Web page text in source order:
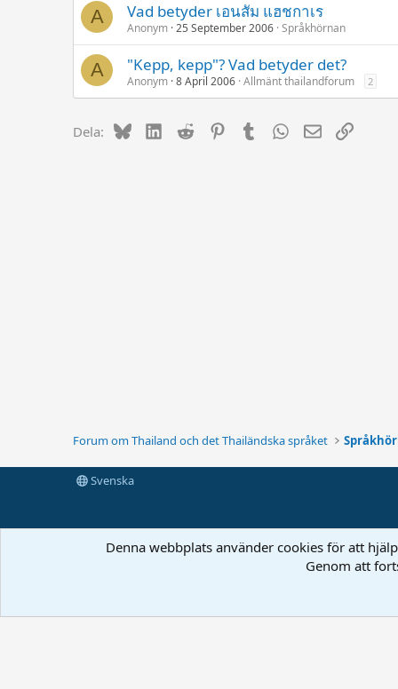
A Vad betyder เอนสัม แฮชกาเร
Anonym 25 September 2006 Språkhörnan
A "Kepp, kepp"? Vad betyder det?
Anonym 8 April 2006 Allmänt thailandforum 2
Dela: BlueskyLinkedIn
Reddit PinterestTumblrWhatsApp
E-postLänk
Forum om Thailand och det Thailändska språket
Svenska
Denna webbplats använder cookies för att
Genom att